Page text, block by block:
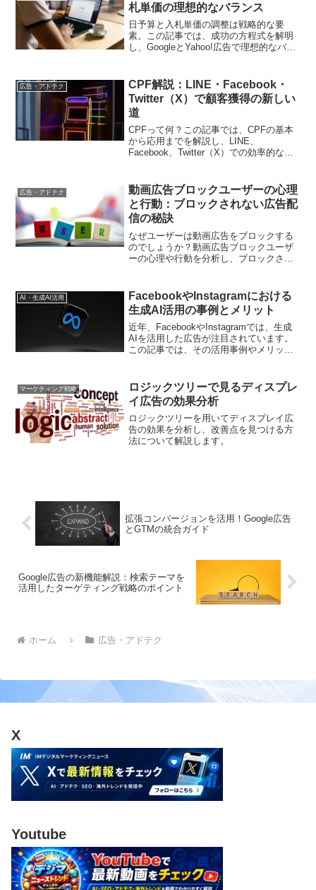
札単価の理想的なバランス
日予算と入札単価の調整は戦略的な要
素。この記事では、成功の方程式を解明
し、GoogleとYahoo!広告で理想的なバラ
広告・アドテク
CPF解説：LINE・Facebook・
Twitter（X）で顧客獲得の新しい
道
CPFって何？この記事では、CPFの基本
から応用までを解説し、LINE、
Facebook、Twitter（X）での効率的な見
の必読記事です。
広告・アドテク
動画広告ブロックユーザーの心理
と行動：ブロックされない広告配
信の秘訣
なぜユーザーは動画広告をブロックする
のでしょうか？動画広告ブロックユーザ
ーの心理や行動を分析し、ブロックされ
の作り方を学べます。
AI・生成AI活用
FacebookやInstagramにおける
生成AI活用の事例とメリット
近年、FacebookやInstagramでは、生成
AIを活用した広告が注目されています。
この記事では、その活用事例やメリット
マーケティング戦略
ロジックツリーで見るディスプレ
イ広告の効果分析
ロジックツリーを用いてディスプレイ広
告の効果を分析し、改善点を見つける方
法について解説します。
拡張コンバージョンを活用！Google広告
とGTMの統合ガイド
Google広告の新機能解説：検索テーマを
活用したターゲティング戦略のポイント
ホーム 広告・アドテク
X
Youtube